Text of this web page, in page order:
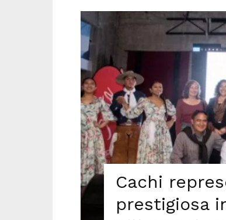
Cachi
prestigiosa